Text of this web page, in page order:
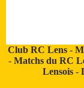
Club RC Lens -
- Matchs du RC
Lensois-